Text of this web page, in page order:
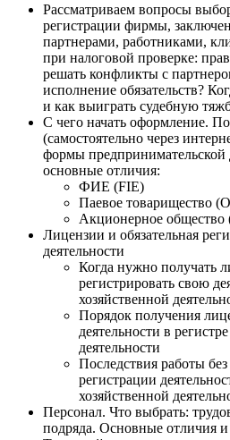
Рассматриваем вопросы
регистрации фирмы,
партнерами, работниками,
при налоговой проверке:
решать конфликты с
исполнение обязательств?
и как выиграть судебную
С чего начать оформление.
(самостоятельно через
формы предпринимательской
основные отличия:
ФИЕ (FIE)
Паевое товарищество
Акционерное общество
Лицензии и обязательная
деятельности
Когда нужно получать
регистрировать свою
хозяйственной
Порядок получения
деятельности в
деятельности
Последствия работы
регистрации
хозяйственной
Персонал. Что выбрать:
подряда. Основные отличия